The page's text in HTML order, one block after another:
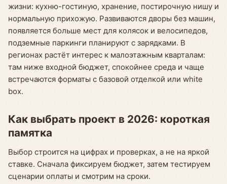
жизни: кухню-гостиную, хранение, постирочную нишу и
нормальную прихожую. Развиваются дворы без машин,
появляется больше мест для колясок и велосипедов,
подземные паркинги планируют с зарядками. В
регионах растёт интерес к малоэтажным кварталам:
там ниже входной бюджет, спокойнее среда и чаще
встречаются форматы с базовой отделкой или white
box.
Как выбрать проект в 2026: короткая
памятка
Выбор строится на цифрах и проверках, а не на яркой
ставке. Сначала фиксируем бюджет, затем тестируем
сценарии оплаты и смотрим на сроки.